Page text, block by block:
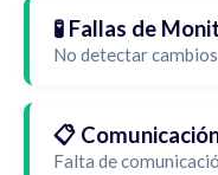
🧪 Fallas de
No detectar
📋
Falta de